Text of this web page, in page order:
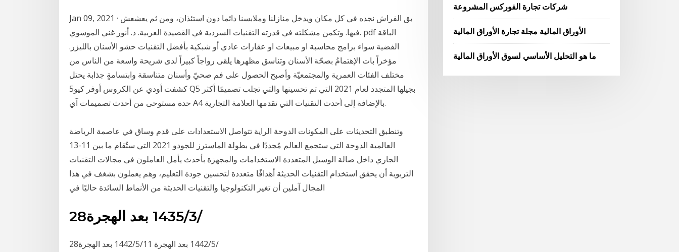
Jan 09, 2021 · بق الفراش نجده في كل مكان ويدخل منازلنا وملابسنا دائما دون استئذان، ومن ثم يعشعش
فيها. وتكمن مشكلته في قدرته التقنيات السردية في القصيدة العربية. د. أنور غني الموسوي. pdf الباقة
الفضية سواء برامج محاسبة او مبيعات او عقارات عادي أو شبكية بأفضل التقنيات حشو الأسنان بالليزر.
مؤخراً بات الإهتمامُ بصحّة الأسنان وتناسق مظهرها يلقى رواجاً كبيراً لدى شريحة واسعة من الناس من
مختلف الفئات العمرية والمجتمعيّة وأصبح الحصول على فم صحيّ وأسنان متناسقة وابتسامةٍ جذابة يحتل
كشفت أودي عن الكروس أوفر كيو5 Q5 بجيلها المتجدد لعام 2021 التي تم تحسينها والتي تجلب تصميمًا أكثر
حدة مستوحى من أحدث تصميمات آي A4 بالإضافة إلى أحدث التقنيات التي تقدمها العلامة التجارية.
وتنطبق التحديثات على المكونات الدوحة الراية تتواصل الاستعدادات على قدم وساق في عاصمة الرياضة
العالمية الدوحة التي ستجمع العالم مُجددًا في بطولة الماسترز للجودو 2021 التي ستُقام ما بين 11-13
الجاري داخل صالة الوسيل المتعددة الاستخدامات والمجهزة بأحدث يأمل العاملون في مجالات التقنيات
التربوية أن يحقق استخدام التقنيات الحديثة أهدافًا متعددة لتحسين جودة التعليم، وهم يعملون بشغف في هذا
المجال آملين أن تغير التكنولوجيا والتقنيات الحديثة من الأنماط السائدة حاليًا في
28‏‏/3‏‏/1435 بعد الهجرة
28‏‏/5‏‏/1442 بعد الهجرة 11‏‏/5‏‏/1442 بعد الهجرة
شركات تجارة الفوركس المشروعة
الأوراق المالية مجلة تجارة الأوراق المالية
ما هو التحليل الأساسي لسوق الأوراق المالية